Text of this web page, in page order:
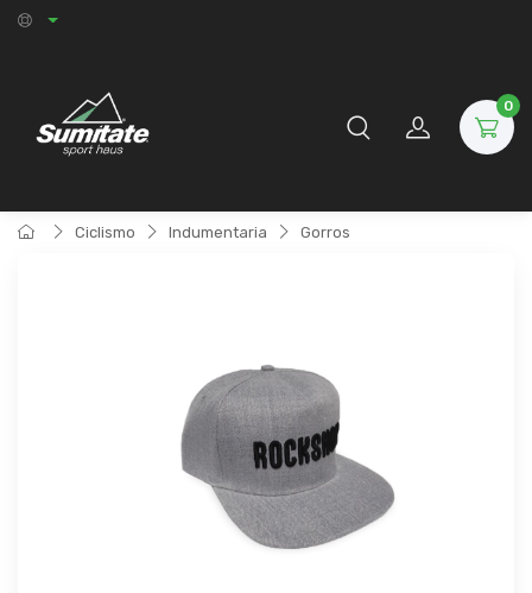
0
Ciclismo Indumentaria Gorros